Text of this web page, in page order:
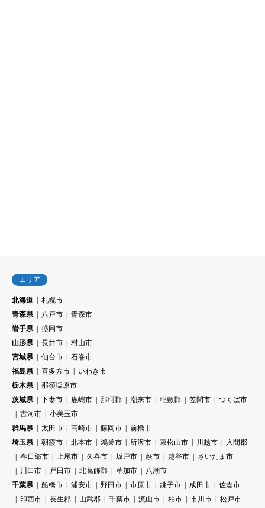
エリア
北海道
札幌市
青森県
八戸市
青森市
岩手県
盛岡市
山形県
長井市
村山市
宮城県
仙台市
石巻市
福島県
喜多方市
いわき市
栃木県
那須塩原市
茨城県
下妻市 鹿嶋市 那珂郡 潮来市 稲敷郡 笠間市
つくば市
古河市
小美玉市
群馬県
太田市 高崎市 藤岡市
前橋市
埼玉県
朝霞市 北本市 鴻巣市 所沢市 東松山市 川越市
入間郡
春日部市
上尾市 久喜市 坂戸市 蕨市 越谷市
さいたま市
川口市
戸田市 北葛飾郡 草加市
八潮市
千葉県
船橋市 浦安市 野田市 市原市 銚子市 成田市
佐倉市
印西市
長生郡 山武郡 千葉市 流山市 柏市 市川市
松戸市